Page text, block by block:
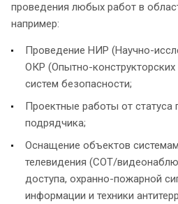
проведения любых работ в
например:
Проведение НИР (Научно-
ОКР (Опытно-конструкторских
систем безопасности;
Проектные работы от статуса
подрядчика;
Оснащение объектов
телевидения (СОТ/
доступа, охранно-пожарной
информации и техники